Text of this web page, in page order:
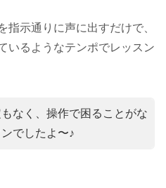
指示通りに声に出すだけで、
いるようなテンポでレッスン
なく、操作で困ることがな
でしたよ〜♪